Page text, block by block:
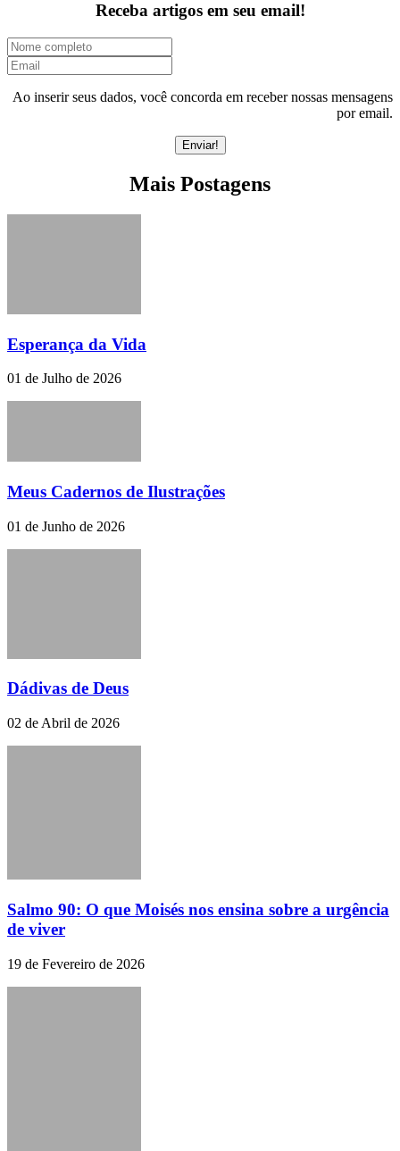
Receba artigos em seu email!
Ao inserir seus dados, você concorda em receber nossas mensagens
por email.
Mais Postagens
Esperança da Vida
01 de Julho de 2026
Meus Cadernos de Ilustrações
01 de Junho de 2026
Dádivas de Deus
02 de Abril de 2026
Salmo 90: O que Moisés nos ensina sobre a urgência
de viver
19 de Fevereiro de 2026